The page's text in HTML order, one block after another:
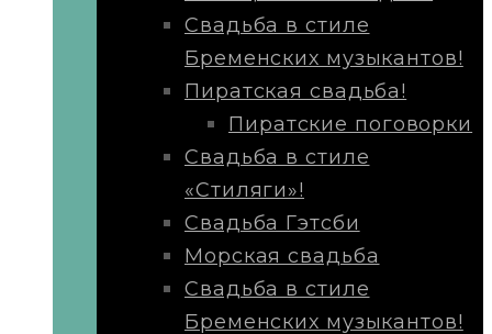
Свадьба в стиле
Бременских музыкантов!
Пиратская свадьба!
Пиратские поговорки
Свадьба в стиле
«Стиляги»!
Свадьба Гэтсби
Морская свадьба
Свадьба в стиле
Бременских музыкантов!